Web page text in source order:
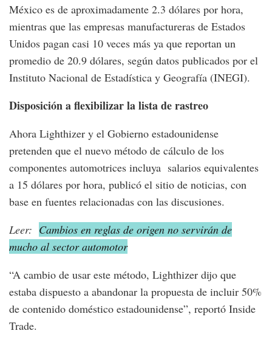
México es de aproximadamente 2.3 dólares por hora,
mientras que las empresas manufactureras de Estados
Unidos pagan casi 10 veces más ya que reportan un
promedio de 20.9 dólares, según datos publicados por el
Instituto Nacional de Estadística y Geografía (INEGI).
Disposición a flexibilizar la lista de rastreo
Ahora Lighthizer y el Gobierno estadounidense
pretenden que el nuevo método de cálculo de los
componentes automotrices incluya salarios equivalentes
a 15 dólares por hora, publicó el sitio de noticias, con
base en fuentes relacionadas con las discusiones.
Leer: Cambios en reglas de origen no servirán de
mucho al sector automotor
“A cambio de usar este método, Lighthizer dijo que
estaba dispuesto a abandonar la propuesta de incluir 50%
de contenido doméstico estadounidense”, reportó Inside
Trade.